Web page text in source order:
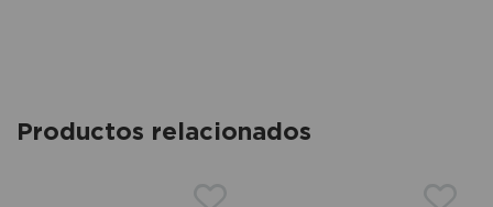
Productos relacionados